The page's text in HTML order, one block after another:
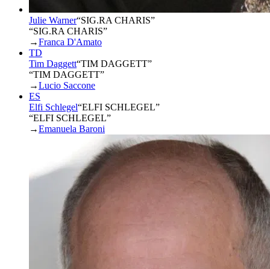
Julie Warner“SIG.RA CHARIS”
“SIG.RA CHARIS”
→Franca D'Amato
TD
Tim Daggett“TIM DAGGETT”
“TIM DAGGETT”
→Lucio Saccone
ES
Elfi Schlegel“ELFI SCHLEGEL”
“ELFI SCHLEGEL”
→Emanuela Baroni